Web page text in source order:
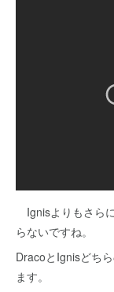
Ignisよりもさら
らないですね。
DracoとIgnisどち
ます。